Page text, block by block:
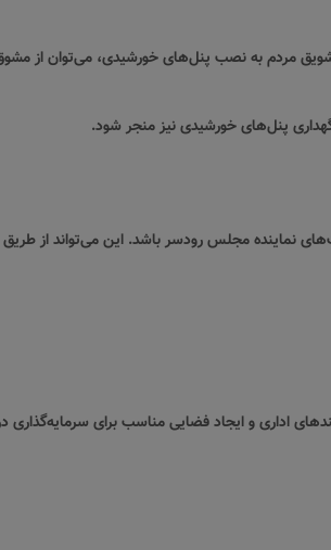
مردم به نصب پنل‌های خورشیدی، می‌توان از
پنل‌های خورشیدی نیز منجر شود.
نماینده مجلس رودسر باشد. این می‌تواند از طریق
اداری و ایجاد فضایی مناسب برای سرمایه‌گذاری